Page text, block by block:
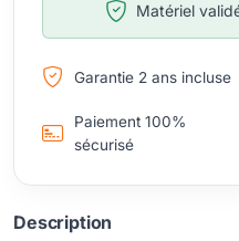
Matériel
Garantie 2 ans incluse
Paiement 100%
sécurisé
Description